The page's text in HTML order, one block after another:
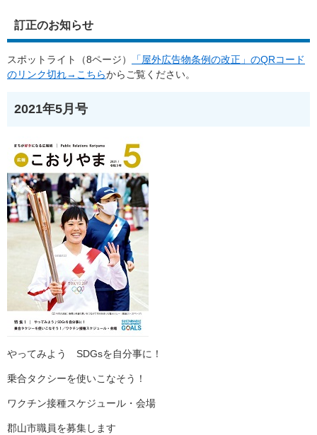
訂正のお知らせ
スポットライト（8ページ）
「屋外広告物条例の改正」のQRコード
のリンク切れ→こちらからご覧ください。
2021年5月号
やってみよう SDGsを自分事に！
乗合タクシーを使いこなそう！
ワクチン接種スケジュール・会場
郡山市職員を募集します